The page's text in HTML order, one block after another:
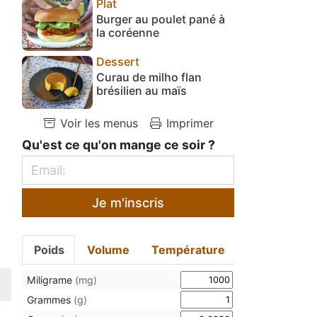
Plat
Burger au poulet pané à
la coréenne
Dessert
Curau de milho flan
brésilien au maïs
Voir les menus Imprimer
Qu'est ce qu'on mange ce soir ?
Je m'inscris
Poids Volume Température
Miligrame (mg)
Grammes (g)